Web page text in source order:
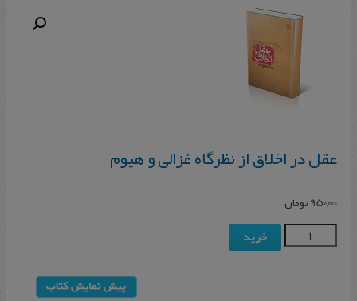
عقل‌ در اخلاق‌ از نظرگاه‌ غزالی‌ و هیوم‌
950,000تومان
خرید